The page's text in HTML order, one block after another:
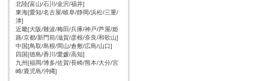
北陸[富山/石川/金沢/福井]
東海[愛知/名古屋/岐阜/静岡/浜松/三重/
津]
近畿[大阪/難波/梅田/兵庫/神戸/芦屋/姫
路/京都/新門前/滋賀/彦根/奈良/和歌山]
中国[鳥取/島根/岡山/倉敷/広島/山口]
四国[徳島/香川/愛媛/高知]
九州[福岡/博多/佐賀/長崎/熊本/大分/宮
崎/鹿児島/沖縄]